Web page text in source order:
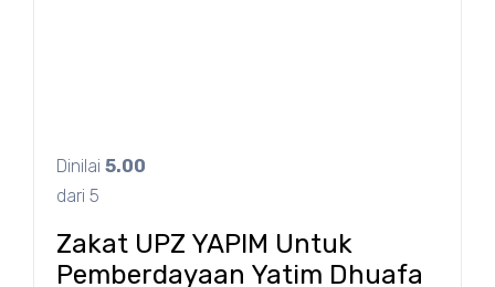
Dinilai 5.00
dari 5
Zakat UPZ YAPIM Untuk
Pemberdayaan Yatim Dhuafa